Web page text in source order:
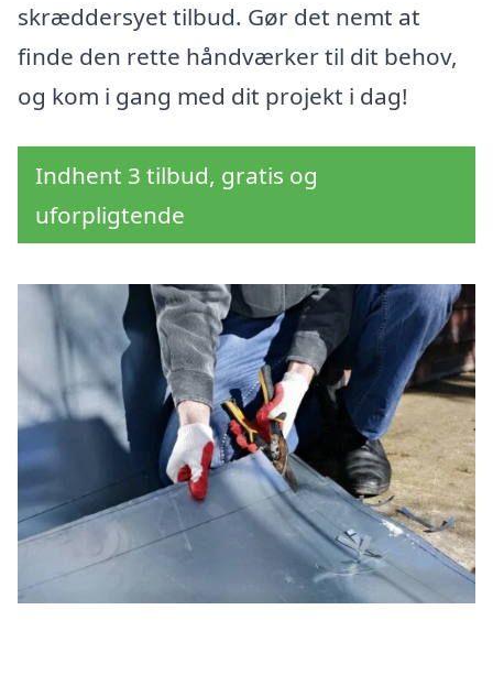
skræddersyet tilbud. Gør det nemt at
finde den rette håndværker til dit behov,
og kom i gang med dit projekt i dag!
Indhent 3 tilbud, gratis og
uforpligtende